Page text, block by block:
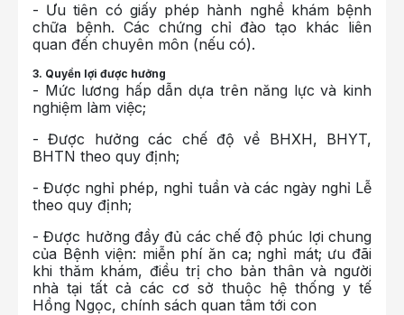
- Ưu tiên có giấy phép hành nghề khám bệnh
chữa bệnh. Các chứng chỉ đào tạo khác liên
quan đến chuyên môn (nếu có).
3. Quyền lợi được hưởng
- Mức lương hấp dẫn dựa trên năng lực và kinh
nghiệm làm việc;
- Được hưởng các chế độ về BHXH, BHYT,
BHTN theo quy định;
- Được nghỉ phép, nghỉ tuần và các ngày nghỉ Lễ
theo quy định;
- Được hưởng đầy đủ các chế độ phúc lợi chung
của Bệnh viện: miễn phí ăn ca; nghỉ mát; ưu đãi
khi thăm khám, điều trị cho bản thân và người
nhà tại tất cả các cơ sở thuộc hệ thống y tế
Hồng Ngọc, chính sách quan tâm tới con